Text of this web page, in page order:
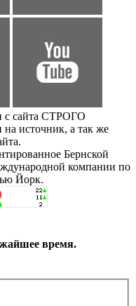
с сайта СТРОГО
источник, а так же
Бернской
компании по
Йорк.
время.